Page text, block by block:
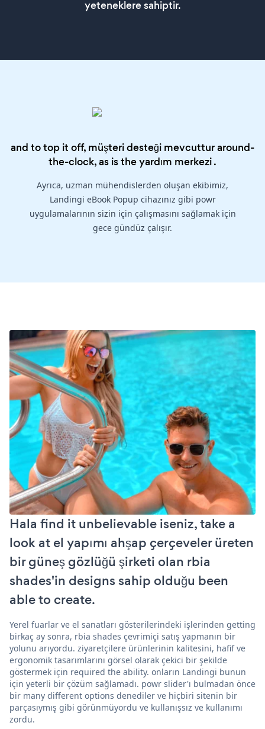
yeteneklere sahiptir.
and to top it off, müşteri desteği mevcuttur around-
the-clock, as is theyardım merkezi.
Ayrıca, uzman mühendislerden oluşan ekibimiz,
Landingi eBook Popup cihazınız gibi powr
uygulamalarının sizin için çalışmasını sağlamak için
gece gündüz çalışır.
Hala find it unbelievable iseniz, take a
look at el yapımı ahşap çerçeveler üreten
bir güneş gözlüğü şirketi olan rbia
shades'in designs sahip olduğu been
able to create.
Yerel fuarlar ve el sanatları gösterilerindeki işlerinden getting
birkaç ay sonra, rbia shades çevrimiçi satış yapmanın bir
yolunu arıyordu. ziyaretçilere ürünlerinin kalitesini, hafif ve
ergonomik tasarımlarını görsel olarak çekici bir şekilde
göstermek için required the ability. onların Landingi bunun
için yeterli bir çözüm sağlamadı. powr slider'ı bulmadan önce
bir many different options denediler ve hiçbiri sitenin bir
parçasıymış gibi görünmüyordu ve kullanışsız ve kullanımı
zordu.